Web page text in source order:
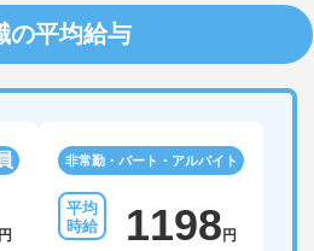
の平均給与
円
非常勤・パート・アルバイト
1198 円